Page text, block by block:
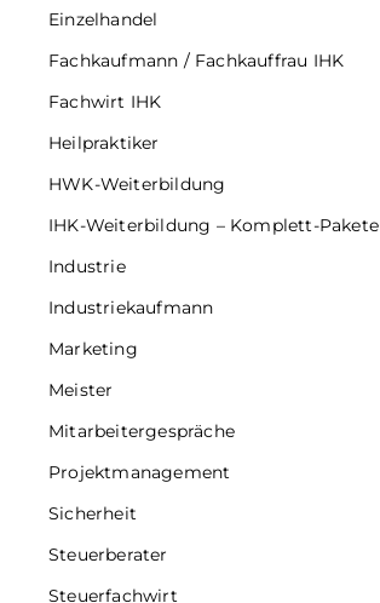
Einzelhandel
Fachkaufmann / Fachkauffrau IHK
Fachwirt IHK
Heilpraktiker
HWK-Weiterbildung
IHK-Weiterbildung – Komplett-Pakete
Industrie
Industriekaufmann
Marketing
Meister
Mitarbeitergespräche
Projektmanagement
Sicherheit
Steuerberater
Steuerfachwirt